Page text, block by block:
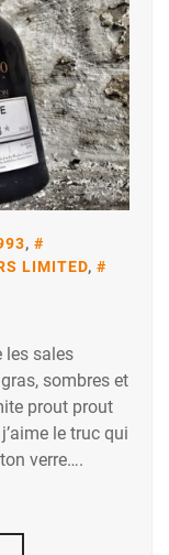
,
LIMITED,
les sales
sombres et
prout prout
le truc qui
verre….